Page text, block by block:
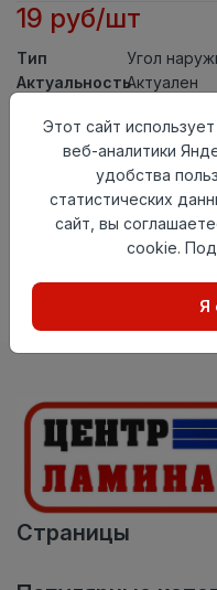
19 руб/шт
Тип
Угол
АктуальностьАктуален
Осталось37 шт
Внимание! Внешний
представленного на
в момент
Страницы
Этот сайт
веб-аналитики
удобства
статистических
сайт, вы
cookie.
Я